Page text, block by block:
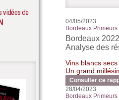
04/05/2023
Bordeaux
Bordeaux
Analyse des
Vins blancs secs
Un grand
Consulter ce
28/04/2023
Bordeaux